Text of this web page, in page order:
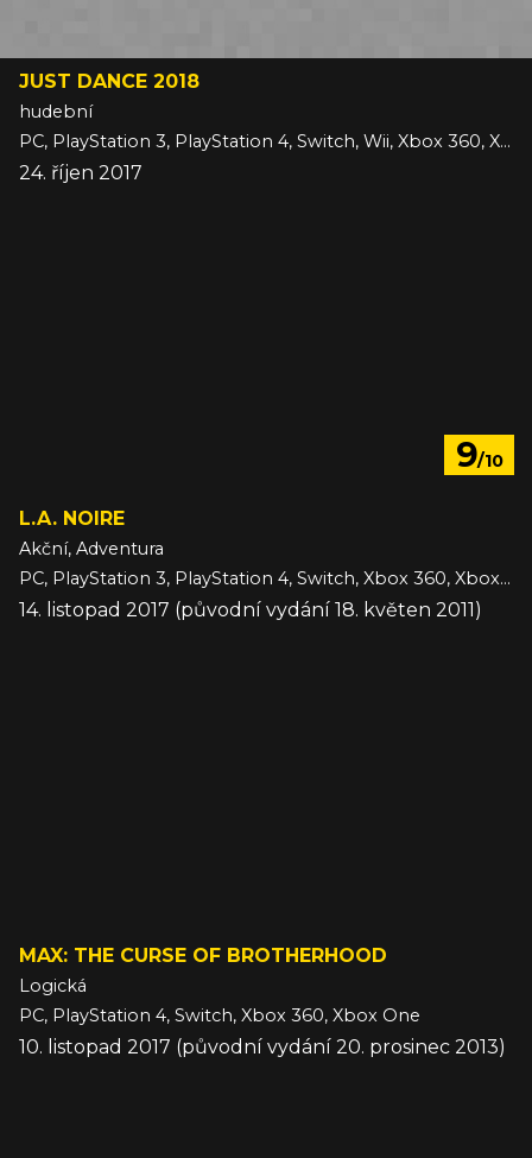
JUST DANCE 2018
hudební
PC, PlayStation 3, PlayStation 4, Switch, Wii, Xbox 360, Xbox One
24. říjen 2017
9/10
L.A. NOIRE
Akční, Adventura
PC, PlayStation 3, PlayStation 4, Switch, Xbox 360, Xbox One
14. listopad 2017 (původní vydání 18. květen 2011)
MAX: THE CURSE OF BROTHERHOOD
Logická
PC, PlayStation 4, Switch, Xbox 360, Xbox One
10. listopad 2017 (původní vydání 20. prosinec 2013)